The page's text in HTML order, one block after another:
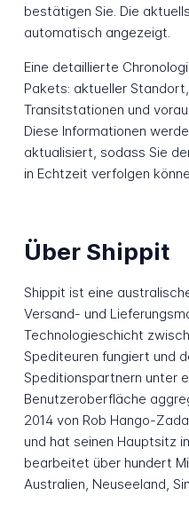
bestätigen Sie. Die
automatisch angezeigt.
Eine detaillierte
Pakets: aktueller
Transitstationen und
Diese Informationen
aktualisiert, sodass Sie
in Echtzeit verfolgen
Über Shippit
Shippit ist eine
Versand- und
Technologieschicht
Spediteuren fungiert und
Speditionspartnern unter
Benutzeroberfläche
2014 von Rob Hango-
und hat seinen Hauptsitz
bearbeitet über hundert
Australien, Neuseeland,